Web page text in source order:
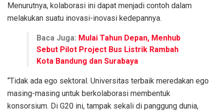
Menurutnya, kolaborasi ini dapat menjadi contoh dalam
melakukan suatu inovasi-inovasi kedepannya.
Baca Juga: Mulai Tahun Depan, Menhub
Sebut Pilot Project Bus Listrik Rambah
Kota Bandung dan Surabaya
“Tidak ada ego sektoral. Universitas terbaik meredakan ego
masing-masing untuk berkolaborasi membentuk
konsorsium. Di G20 ini, tampak sekali di panggung dunia,